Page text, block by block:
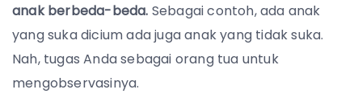
anak berbeda-beda. Sebagai contoh, ada anak
yang suka dicium ada juga anak yang tidak suka.
Nah, tugas Anda sebagai orang tua untuk
mengobservasinya.